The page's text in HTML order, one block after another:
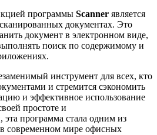
программы Scanner является
документах. Это
документ в электронном виде,
поиск по содержимому и
инструмент для всех, кто
и стремится сэкономить
и эффективное использование
простоте и
программа стала одним из
современном мире офисных